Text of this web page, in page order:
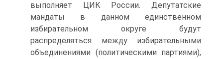
выполняет ЦИК России. Депутатские
мандаты в данном единственном
избирательном округе будут
распределяться между избирательными
объединениями (политическими партиями),